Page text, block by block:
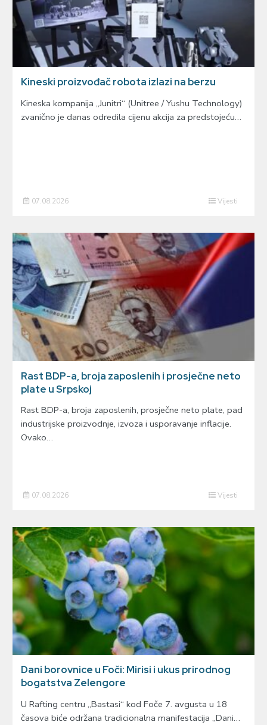
Kineski proizvođač robota izlazi na berzu
Kineska kompanija „Junitri“ (Unitree / Yushu Technology)
zvanično je danas odredila cijenu akcija za predstojeću…
07.08.2026 Vijesti
Rast BDP-a, broja zaposlenih i prosječne neto
plate u Srpskoj
Rast BDP-a, broja zaposlenih, prosječne neto plate, pad
industrijske proizvodnje, izvoza i usporavanje inflacije.
Ovako…
07.08.2026 Vijesti
Dani borovnice u Foči: Mirisi i ukus prirodnog
bogatstva Zelengore
U Rafting centru „Bastasi“ kod Foče 7. avgusta u 18
časova biće održana tradicionalna manifestacija „Dani…